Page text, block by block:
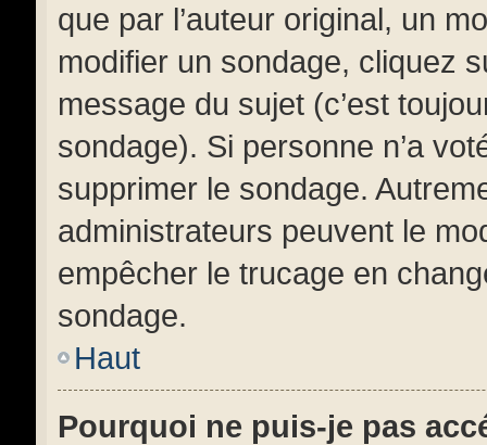
que par l’auteur original, un
modifier un sondage, cliquez
message du sujet (c’est
sondage). Si personne n’a
supprimer le sondage.
administrateurs peuvent le
empêcher le trucage en
sondage.
Haut
Pourquoi ne puis-je pas